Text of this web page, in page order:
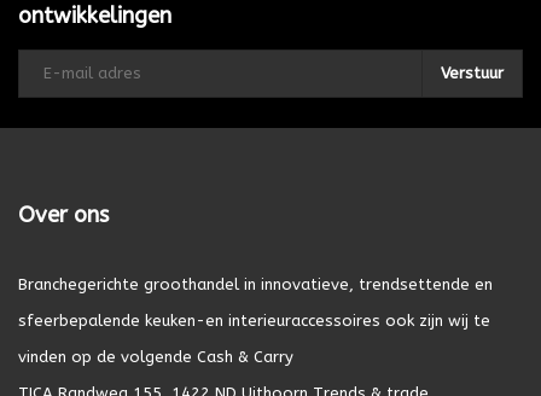
ontwikkelingen
Verstuur
Over ons
Branchegerichte groothandel in innovatieve, trendsettende en
sfeerbepalende keuken-en interieuraccessoires ook zijn wij te
vinden op de volgende Cash & Carry